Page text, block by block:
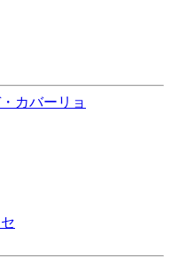
カバーリョ